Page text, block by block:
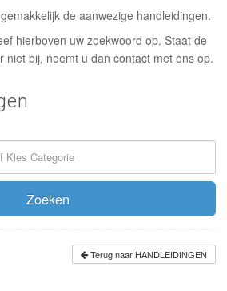
de aanwezige handleidingen.
hierboven uw zoekwoord op. Staat de
niet bij, neemt u dan contact met ons op.
Zoeken
Terug naar HANDLEIDINGEN